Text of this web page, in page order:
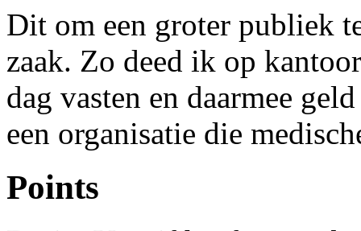
Dit om een groter publiek
zaak. Zo deed ik op
dag vasten en daarmee
een organisatie die
Points